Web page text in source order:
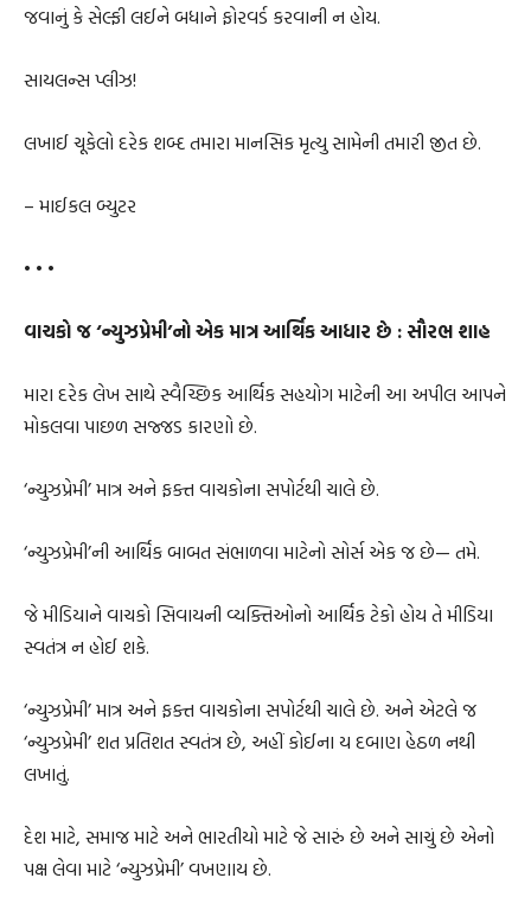
જવાનું કે સેલ્ફી લઈને બધાને ફોરવર્ડ કરવાની ન હોય.
સાયલન્સ પ્લીઝ!
લખાઈ ચૂકેલો દરેક શબ્દ તમારા માનસિક મૃત્યુ સામેની તમારી જીત છે.
– માઈકલ બ્યુટર
• • •
વાચકો જ ‘ન્યુઝપ્રેમી’નો એક માત્ર આર્થિક આધાર છે : સૌરભ શાહ
મારા દરેક લેખ સાથે સ્વૈચ્છિક આર્થિક સહયોગ માટેની આ અપીલ આપને
મોકલવા પાછળ સજ્જડ કારણો છે.
‘ન્યુઝપ્રેમી’ માત્ર અને ફક્ત વાચકોના સપોર્ટથી ચાલે છે.
‘ન્યુઝપ્રેમી’ની આર્થિક બાબત સંભાળવા માટેનો સોર્સ એક જ છે— તમે.
જે મીડિયાને વાચકો સિવાયની વ્યક્તિઓનો આર્થિક ટેકો હોય તે મીડિયા
સ્વતંત્ર ન હોઈ શકે.
‘ન્યુઝપ્રેમી’ માત્ર અને ફક્ત વાચકોના સપોર્ટથી ચાલે છે. અને એટલે જ
‘ન્યુઝપ્રેમી’ શત પ્રતિશત સ્વતંત્ર છે, અહીં કોઈના ય દબાણ હેઠળ નથી
લખાતું.
દેશ માટે, સમાજ માટે અને ભારતીયો માટે જે સારું છે અને સાચું છે એનો
પક્ષ લેવા માટે ‘ન્યુઝપ્રેમી’ વખણાય છે.